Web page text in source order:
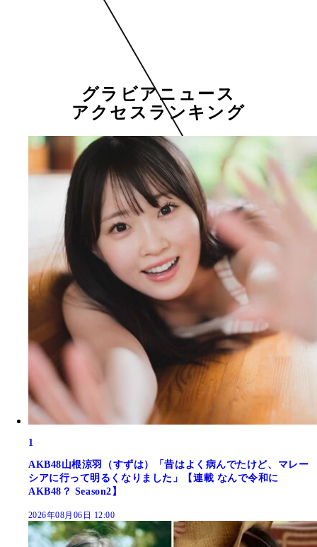
グラビアニュース
アクセスランキング
1
AKB48山根涼羽（すずは）「昔はよく病んでたけど、マレー
シアに行って明るくなりました」【連載 なんで令和に
AKB48？ Season2】
2026年08月06日 12:00